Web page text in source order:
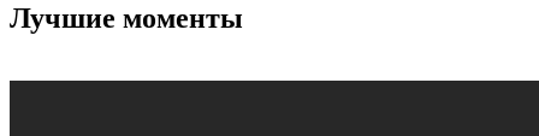
Лучшие моменты